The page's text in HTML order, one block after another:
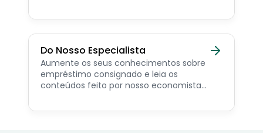
Do Nosso Especialista
Aumente os seus conhecimentos sobre
empréstimo consignado e leia os
conteúdos feito por nosso economista